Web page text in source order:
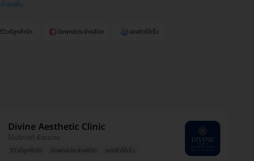
อ่านเพิ่ม
รีวิวดีลูกค้ารัก มีแพทย์ประจำคลินิก
จองคิวได้เร็ว
Divine Aesthetic Clinic
ให้บริการที่ ห้วยขวาง
รีวิวดีลูกค้ารัก มีแพทย์ประจำคลินิก จองคิวได้เร็ว